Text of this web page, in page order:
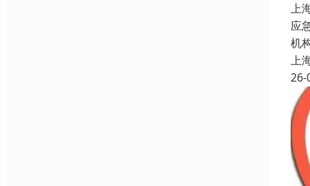
上
应
机
上
26-